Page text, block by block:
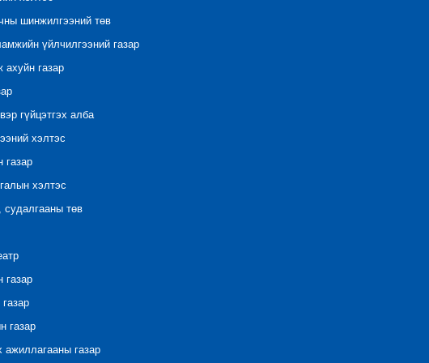
шинжилгээний төв
үйлчилгээний газар
газар
гүйцэтгэх алба
хэлтэс
газар
хэлтэс
судалгааны төв
газар
газар
ажиллагааны газар